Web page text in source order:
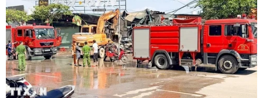
28/03/2012 06:54
Khoảng 11 giờ ngày 28/3, ở vùng biển vịnh Hạ Long
gần bến phà Bãi Cháy cũ, Quảng Ninh, xảy ra vụ cháy
tàu QN 5798-Syrena khi đang đậu.